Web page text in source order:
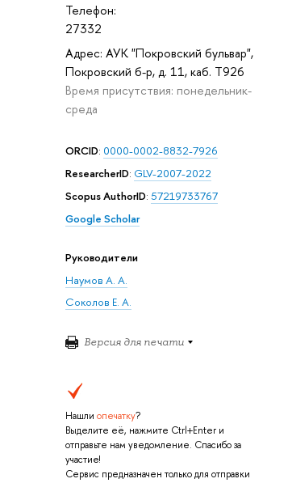
Телефон:
27332
Адрес: АУК "Покровский бульвар",
Покровский б-р, д. 11, каб. T926
Время присутствия: понедельник-
среда
ORCID: 0000-0002-8832-7926
ResearcherID: GLV-2007-2022
Scopus AuthorID: 57219733767
Google Scholar
Руководители
Наумов А. А.
Соколов Е. А.
Версия для печати
Нашли опечатку?
Выделите её, нажмите Ctrl+Enter и
отправьте нам уведомление. Спасибо за
участие!
Сервис предназначен только для отправки